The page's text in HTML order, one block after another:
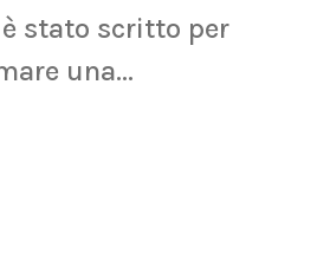
stato scritto per
una...